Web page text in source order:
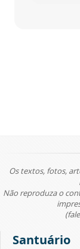
Os textos, fotos,
Não reproduza o
Santuário